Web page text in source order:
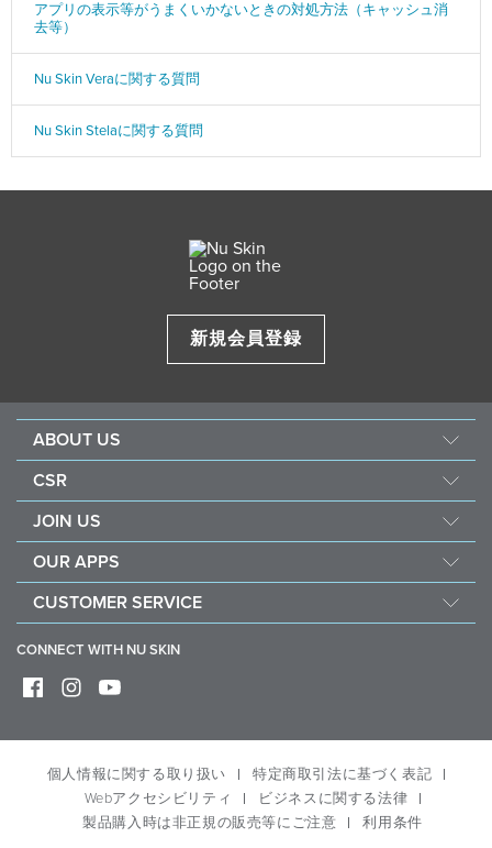
アプリの表示等がうまくいかないときの対処方法（キャッシュ消
去等）
Nu Skin Veraに関する質問
Nu Skin Stelaに関する質問
新規会員登録
ABOUT US
ニュースキンの研究・開発
製品ブランド
ニュースルーム
永井 花奈 選手 応援ページ
コンプライアンス
デジタル版カタログ
CSR
社会貢献活動
ナリッシュ ザ チルドレン
サステナビリティ
コミュニティ アウトリーチ
社会貢献活動に参加する
JOIN US
ブランド メンバーとは
定期購入（ADP）
OUR APPS
Nu Skin Stela
CUSTOMER SERVICE
配送・送料
公式コンテンツ一覧
CONNECT WITH NU SKIN
個人情報に関する取り扱い
特定商取引法に基づく表記
Webアクセシビリティ
ビジネスに関する法律
製品購入時は非正規の販売等にご注意
利用条件